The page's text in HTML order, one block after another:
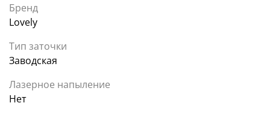
Бренд
Lovely
Тип заточки
Заводская
Лазерное напыление
Нет